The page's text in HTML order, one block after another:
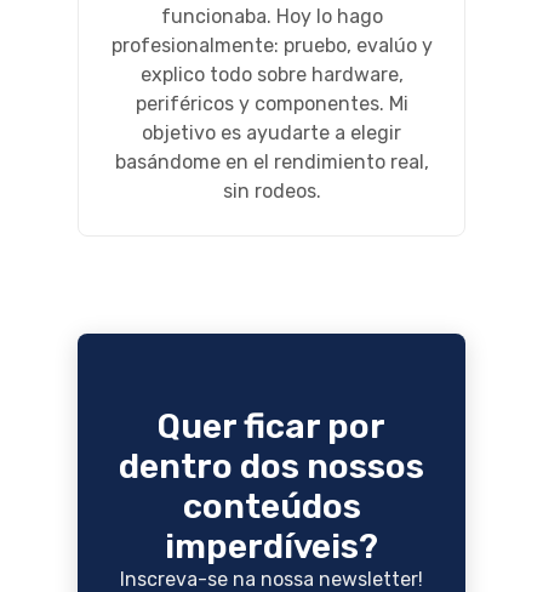
funcionaba. Hoy lo hago
profesionalmente: pruebo, evalúo y
explico todo sobre hardware,
periféricos y componentes. Mi
objetivo es ayudarte a elegir
basándome en el rendimiento real,
sin rodeos.
Quer ficar por
dentro dos nossos
conteúdos
imperdíveis?
Inscreva-se na nossa newsletter!